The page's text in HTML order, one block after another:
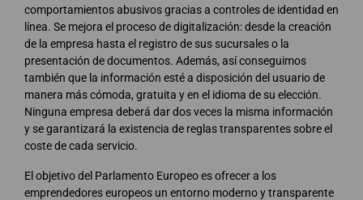
comportamientos abusivos gracias a controles de identidad en
línea. Se mejora el proceso de digitalización: desde la creación
de la empresa hasta el registro de sus sucursales o la
presentación de documentos. Además, así conseguimos
también que la información esté a disposición del usuario de
manera más cómoda, gratuita y en el idioma de su elección.
Ninguna empresa deberá dar dos veces la misma información
y se garantizará la existencia de reglas transparentes sobre el
coste de cada servicio.
El objetivo del Parlamento Europeo es ofrecer a los
emprendedores europeos un entorno moderno y transparente